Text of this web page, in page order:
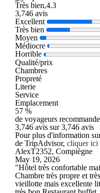
Très bien,4.3
3,746 avis
Excellent
Très bien
Moyen
Médiocre
Horrible
Qualité/prix
Chambres
Propreté
Literie
Service
Emplacement
57 %
de voyageurs
3,746 avis sur 3,746 avis
Pour plus d'information
de TripAdvisor, cliquer ici
AlexT2352, Compiègne
May 19, 2026
"Hôtel très confortable
Chambre très propre et
vieillotte mais excellente